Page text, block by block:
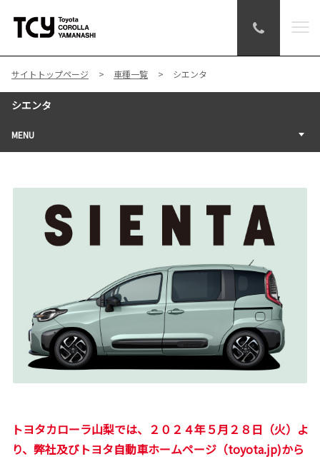
サイトトップページ 車種一覧 シエンタ
シエンタ
MENU
トヨタカローラ山梨では、２０２４年５月２８日（火）よ
り、弊社及びトヨタ自動車ホームページ（toyota.jp)から